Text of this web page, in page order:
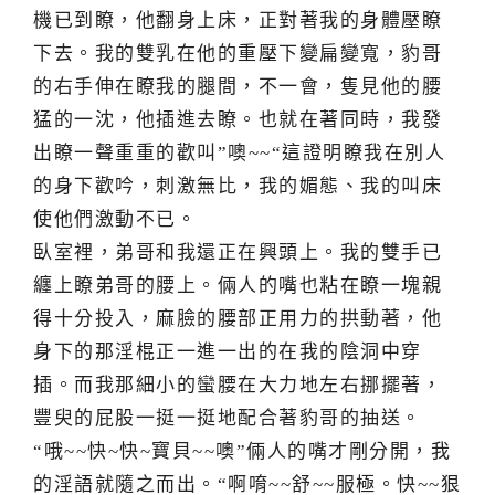
機已到瞭，他翻身上床，正對著我的身體壓瞭
下去。我的雙乳在他的重壓下變扁變寬，豹哥
的右手伸在瞭我的腿間，不一會，隻見他的腰
猛的一沈，他插進去瞭。也就在著同時，我發
出瞭一聲重重的歡叫”噢~~“這證明瞭我在別人
的身下歡吟，刺激無比，我的媚態、我的叫床
使他們激動不已。
臥室裡，弟哥和我還正在興頭上。我的雙手已
纏上瞭弟哥的腰上。倆人的嘴也粘在瞭一塊親
得十分投入，麻臉的腰部正用力的拱動著，他
身下的那淫棍正一進一出的在我的陰洞中穿
插。而我那細小的蠻腰在大力地左右挪擺著，
豐臾的屁股一挺一挺地配合著豹哥的抽送。
“哦~~快~快~寶貝~~噢”倆人的嘴才剛分開，我
的淫語就隨之而出。“啊唷~~舒~~服極。快~~狠